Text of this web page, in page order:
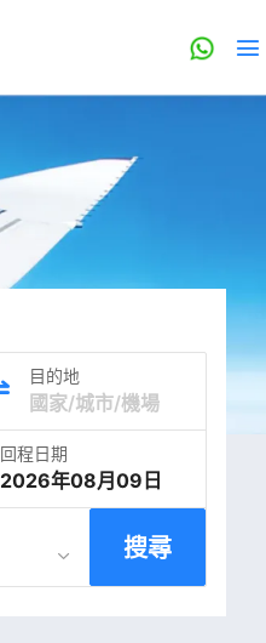
目的地
回程日期
2026年08月09日
搜尋